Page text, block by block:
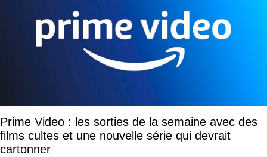
Prime Video : les sorties de la semaine avec des
films cultes et une nouvelle série qui devrait
cartonner